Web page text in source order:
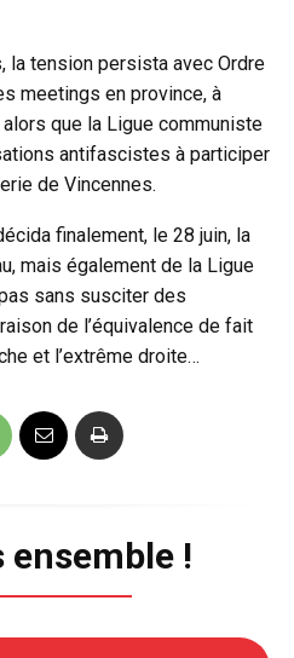
la tension persista avec Ordre
meetings en province, à
que la Ligue communiste
antifascistes à participer
de Vincennes.
finalement, le 28 juin, la
mais également de la Ligue
sans susciter des
de l’équivalence de fait
et l’extrême droite…
ensemble !